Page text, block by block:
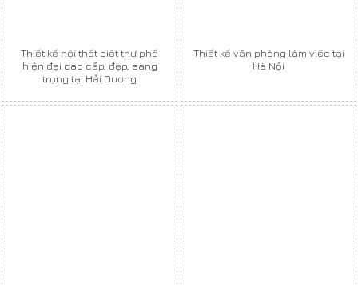
Thiết kế nội thất biệt thự phố
hiện đại cao cấp, đẹp, sang
trọng tại Hải Dương
Thiết kế văn phòng làm việc tại
Hà Nội